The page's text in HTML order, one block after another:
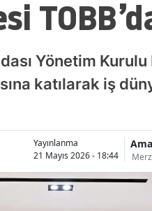
Yönetim Kurulu
katılarak iş
Yayınlanma
21 Mayıs 2026 - 18:44